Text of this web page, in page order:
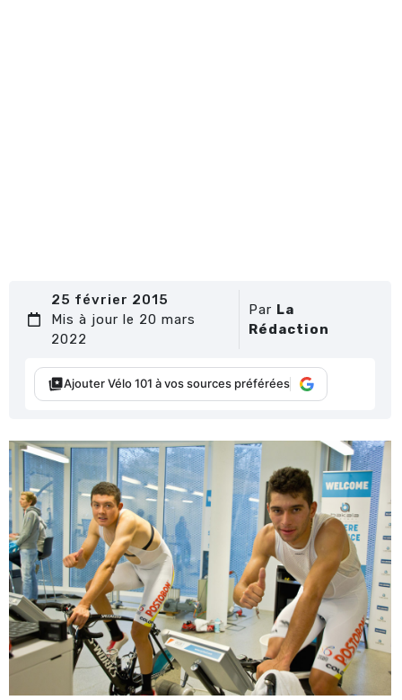
25 février 2015
Mis à jour le 20 mars
2022
Par La
Rédaction
Ajouter Vélo 101 à vos sources préférées